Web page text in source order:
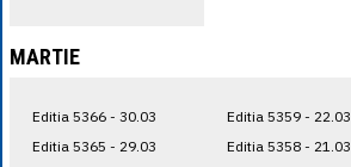
MARTIE
Editia 5366 - 30.03
Editia 5365 - 29.03
Editia 5359 - 22.03
Editia 5358 - 21.03